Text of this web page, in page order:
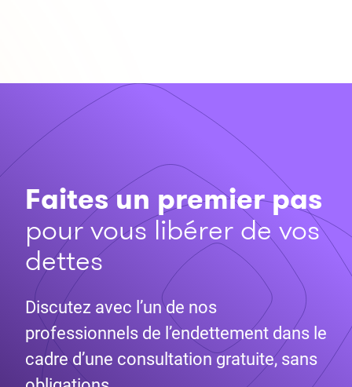
Faites un premier pas
pour vous libérer de vos
dettes
Discutez avec l’un de nos
professionnels de l’endettement dans le
cadre d’une consultation gratuite, sans